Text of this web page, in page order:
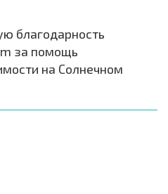
благодарность
за помощь
на Солнечном